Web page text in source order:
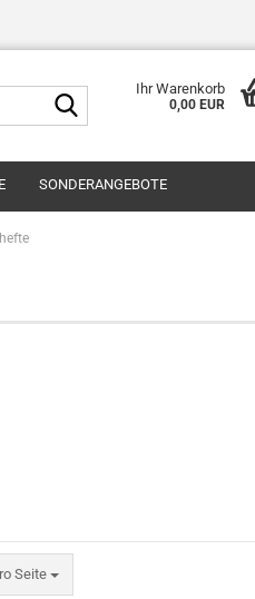
Ihr Warenkorb
0,00 EUR
SONDERANGEBOTE
Seite